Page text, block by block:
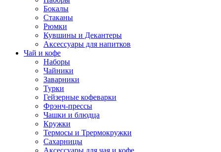
Бокалы
Стаканы
Рюмки
Кувшины и Декантеры
Аксессуары для напитков
Чай и кофе
Наборы
Чайники
Заварники
Турки
Гейзерные кофеварки
Фрэнч-прессы
Чашки и блюдца
Кружки
Термосы и Трермокружки
Сахарницы